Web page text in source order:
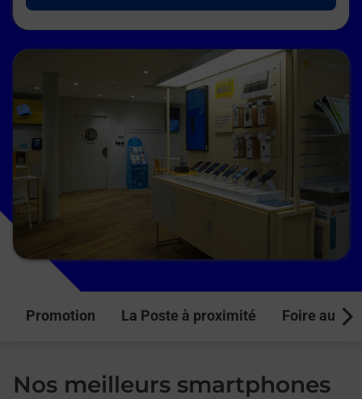
Promotion La Poste à proximité Foire aux
Nos meilleurs smartphones